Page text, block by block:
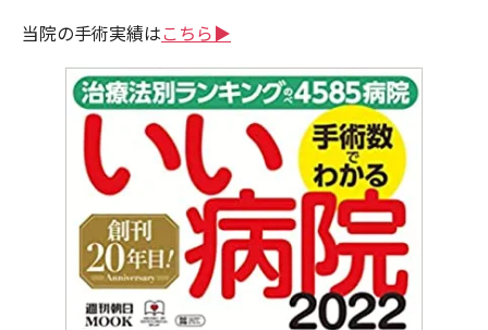
当院の手術実績はこちら▶